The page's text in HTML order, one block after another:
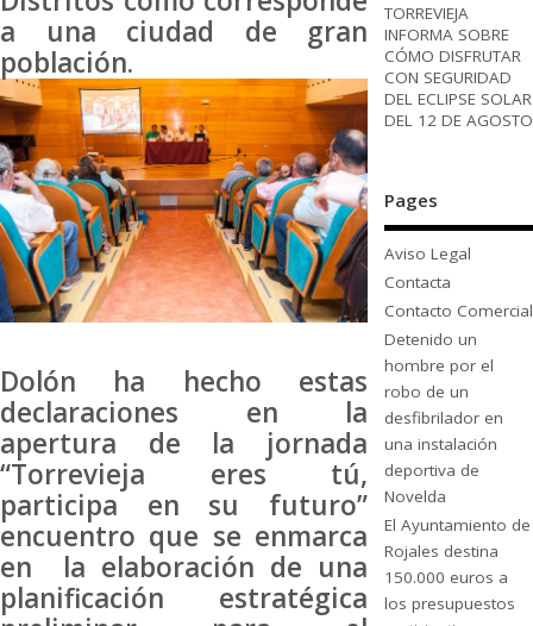
a una ciudad de gran
población.
Dolón ha hecho estas
declaraciones en la
apertura de la jornada
“Torrevieja eres tú,
participa en su futuro”
encuentro que se enmarca
en la elaboración de una
planificación estratégica
TORREVIEJA
INFORMA SOBRE
CÓMO DISFRUTAR
CON SEGURIDAD
DEL ECLIPSE SOLAR
DEL 12 DE AGOSTO
Pages
Aviso Legal
Contacta
Contacto Comercial
Detenido un
hombre por el
robo de un
desfibrilador en
una instalación
deportiva de
Novelda
El Ayuntamiento de
Rojales destina
150.000 euros a
los presupuestos